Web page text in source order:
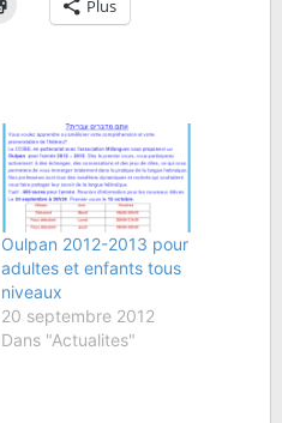
Plus
Oulpan 2012-2013 pour
adultes et enfants tous
niveaux
20 septembre 2012
Dans "Actualites"